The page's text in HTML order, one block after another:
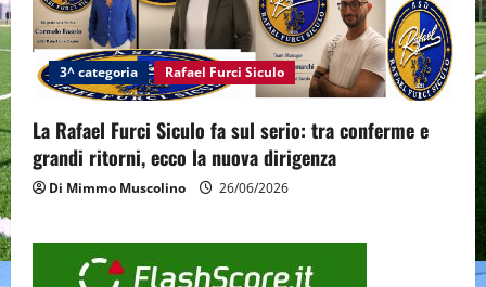
3^ categoria Rafael Furci Siculo
La Rafael Furci Siculo fa sul serio: tra conferme e
grandi ritorni, ecco la nuova dirigenza
Di Mimmo Muscolino 26/06/2026